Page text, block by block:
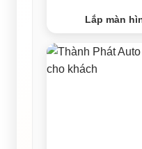
Lắp màn